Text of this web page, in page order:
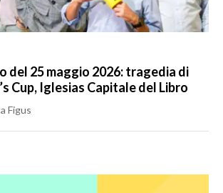
del 25 maggio 2026: tragedia di
Cup, Iglesias Capitale del Libro
Figus